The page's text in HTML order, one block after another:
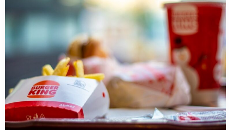
burger
bij
restaurant
rapper
Boef!